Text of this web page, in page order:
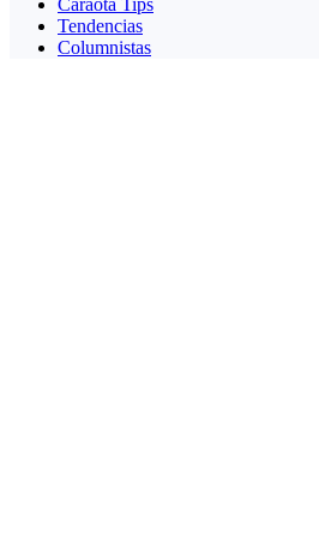
Tendencias
Columnistas